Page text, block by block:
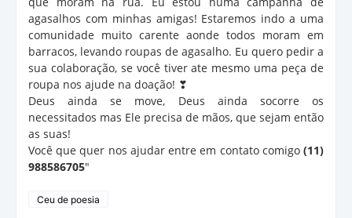
agasalhos com minhas amigas! Estaremos indo a uma
comunidade muito carente aonde todos moram em
barracos, levando roupas de agasalho. Eu quero pedir a
sua colaboração, se você tiver ate mesmo uma peça de
roupa nos ajude na doação! ❣
Deus ainda se move, Deus ainda socorre os
necessitados mas Ele precisa de mãos, que sejam então
as suas!
Você que quer nos ajudar entre em contato comigo (11)
988586705"
Ceu de poesia